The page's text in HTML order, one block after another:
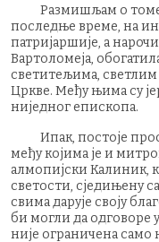
Размишљам о томе
последње време, на
патријаршије, а
Вартоломеја,
светитељима, светлим
Цркве. Међу њима су
ниједног епископа.
Ипак, постоје
међу којима је и
алмопијски Калиник,
светости, сједињену
свима дарује своју
би могли да одговоре
није ограничена само